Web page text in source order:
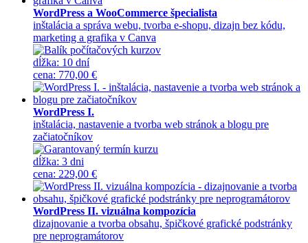
WordPress a WooCommerce špecialista
inštalácia a správa webu, tvorba e-shopu, dizajn bez kódu,
marketing a grafika v Canva
dĺžka: 10 dní
cena: 770,00 €
WordPress I.
inštalácia, nastavenie a tvorba web stránok a blogu pre
začiatočníkov
dĺžka: 3 dni
cena: 229,00 €
WordPress II. vizuálna kompozícia
dizajnovanie a tvorba obsahu, špičkové grafické podstránky
pre neprogramátorov